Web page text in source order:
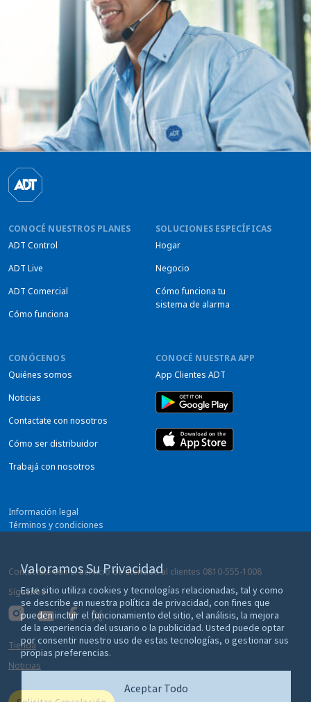
CONOCÉ NUESTROS PLANES
ADT Control
ADT Live
ADT Comercial
Cómo funciona
SOLUCIONES ESPECÍFICAS
Hogar
Negocio
Cómo funciona tu
sistema de alarma
CONÓCENOS
Quiénes somos
Noticias
Contactate con nosotros
Cómo ser distribuidor
Trabajá con nosotros
CONOCÉ NUESTRA APP
App Clientes ADT
Información legal
Términos y condiciones
Valoramos Su Privacidad
Este sitio utiliza cookies y tecnologías relacionadas, tal y como
se describe en nuestra política de privacidad, con fines que
pueden incluir el funcionamiento del sitio, el análisis, la mejora
de la experiencia del usuario o la publicidad. Usted puede optar
por consentir nuestro uso de estas tecnologías, o gestionar sus
propias preferencias.
Aceptar Todo
Contactate con el servicio de atención al clientes 0810-555-1008
Síguenos
Tienda
Noticias